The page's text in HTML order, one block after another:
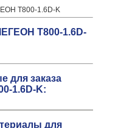
T800-1.6D-K
T800-1.6D-
для заказа
1.6D-K:
для